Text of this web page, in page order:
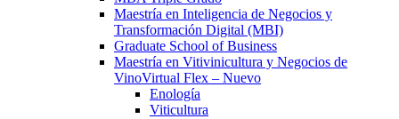
Maestría en Inteligencia de Negocios y
Transformación Digital (MBI)
Graduate School of Business
Maestría en Vitivinicultura y Negocios de
VinoVirtual Flex – Nuevo
Enología
Viticultura